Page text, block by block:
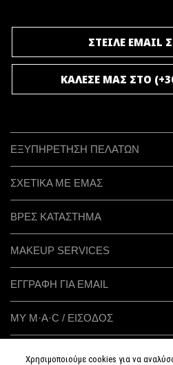
ΣΤΕΙΛΕ EMAIL
ΚΑΛΕΣΕ ΜΑΣ ΣΤΟ
ΕΞΥΠΗΡΕΤΗΣΗ ΠΕΛΑΤΩΝ
ΣΧΕΤΙΚΑ ΜΕ ΕΜΑΣ
ΒΡΕΣ ΚΑΤΑΣΤΗΜΑ
MAKEUP SERVICES
ΕΓΓΡΑΦΗ ΓΙΑ EMAIL
ΜΥ M·A·C / ΕΙΣΟΔΟΣ
Χρησιμοποιούμε cookies για να